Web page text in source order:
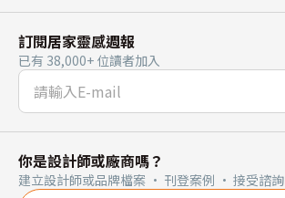
訂閱居家靈感週報
已有 38,000+ 位讀者加入
你是設計師或廠商嗎？
建立設計師或品牌檔案 · 刊登案例 · 接受諮詢